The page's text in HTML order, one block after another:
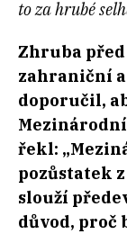
to za hrubé
Zhruba
zahraniční
doporučil,
řekl:
pozůstatek
slouží
důvod, proč